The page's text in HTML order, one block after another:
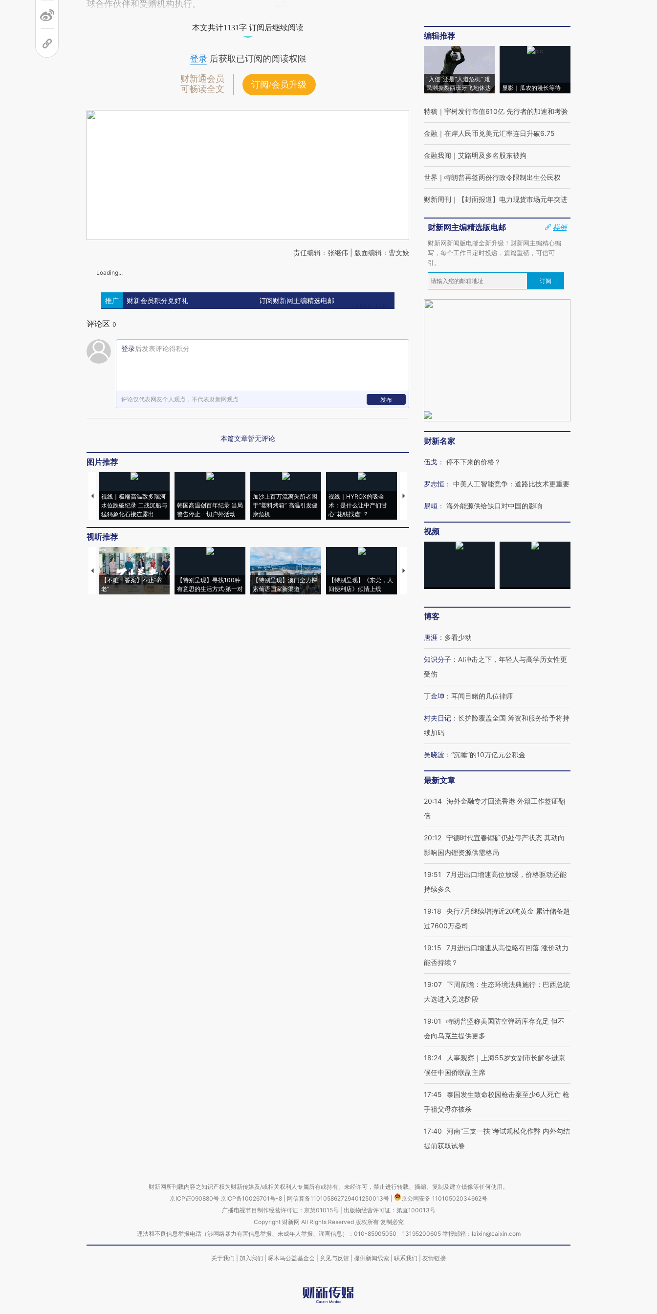
球合作伙伴和受赠机构执行。
本文共计1131字 订阅后继续阅读
登录后获取已订阅的阅读权限
财新通会员
可畅读全文
订阅/会员升级
责任编辑：张继伟 | 版面编辑：曹文姣
Loading...
推广 财新会员积分兑好礼 订阅财新网主编精选电邮
评论区 0
登录后发表评论得积分
评论仅代表网友个人观点，不代表财新网观点 发布
本篇文章暂无评论
图片推荐
视线｜极端高温致多瑙河
水位跌破纪录 二战沉船与
猛犸象化石接连露出
韩国高温创百年纪录 当局
警告停止一切户外活动
加沙上百万流离失所者困
于“塑料烤箱” 高温引发健
康危机
视线｜HYROX的吸金
术：是什么让中产们甘
心“花钱找虐”？
马航飞行员跨国走私7万
粒摇头丸 尿检体内含3种
视线｜被称为“蟑螂”的印
度Z世代 用街头抗争将教
视线｜“入侵”还是“人道危
视听推荐
【不唯一答案】不止“养
老”
【特别呈现】寻找100种
有意思的生活方式·第一对
【特别呈现】澳门全力探
索葡语国家新渠道
【特别呈现】《东莞，人
间便利店》倾情上线
【推广】走进第四届链博
有意思的生活方式·第三对
住三大增长引擎是什么？
编辑推荐
“入侵”还是“人道危机” 难
民潮撕裂西班牙飞地休达
显影｜瓜农的漫长等待
特稿 ｜ 宇树发行市值610亿 先行者的加速和考验
金融 ｜ 在岸人民币兑美元汇率连日升破6.75
金融我闻 ｜ 艾路明及多名股东被拘
世界 ｜ 特朗普再签两份行政令限制出生公民权
财新周刊 ｜ 【封面报道】电力现货市场元年突进
财新网主编精选版电邮
样例
财新网新闻版电邮全新升级！财新网主编精心编
写，每个工作日定时投递，篇篇重磅，可信可
引。
订阅
财新名家
伍戈 ： 停不下来的价格？
罗志恒 ： 中美人工智能竞争：道路比技术更重要
易峘 ： 海外能源供给缺口对中国的影响
视频
博客
唐涯 ： 多看少动
知识分子 ： AI冲击之下，年轻人与高学历女性更
受伤
丁金坤 ： 耳闻目睹的几位律师
村夫日记 ： 长护险覆盖全国 筹资和服务给予将持
续加码
吴晓波 ： “沉睡”的10万亿元公积金
最新文章
20:14 海外金融专才回流香港 外籍工作签证翻
倍
20:12 宁德时代宜春锂矿仍处停产状态 其动向
影响国内锂资源供需格局
19:51
7月进出口增速高位放缓，价格驱动还能
持续多久
19:18
央行7月继续增持近20吨黄金 累计储备超
过7600万盎司
19:15
7月进出口增速从高位略有回落 涨价动力
能否持续？
19:07 下周前瞻：生态环境法典施行；巴西总统
大选进入竞选阶段
19:01
特朗普坚称美国防空弹药库存充足 但不
会向乌克兰提供更多
18:24
人事观察｜上海55岁女副市长解冬进京
候任中国侨联副主席
17:45
泰国发生致命校园枪击案至少6人死亡 枪
手祖父母亦被杀
17:40
河南“三支一扶”考试规模化作弊 内外勾结
提前获取试卷
财新网所刊载内容之知识产权为财新传媒及/或相关权利人专属所有或持有。未经许可，禁止进行转载、摘编、复制及建立镜像等任何使用。
京ICP证090880号 京ICP备10026701号-8 网信算备110105862729401250013号
京公网安备 11010502034662号
广播电视节目制作经营许可证：京第01015号| 出版物经营许可证：第直100013号
Copyright 财新网 All Rights Reserved 版权所有 复制必究
违法和不良信息举报电话（涉网络暴力有害信息举报、未成年人举报、谣言信息）：010-85905050 13195200605 举报邮箱：laixin@caixin.com
关于我们 加入我们 啄木鸟公益基金会 意见与反馈 提供新闻线索 联系我们 友情链接